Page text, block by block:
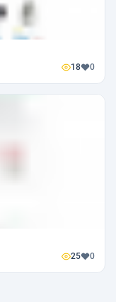
18 0
25 0